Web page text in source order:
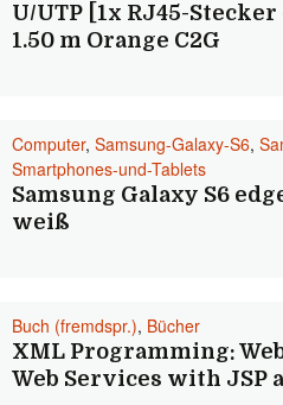
U/UTP [1x RJ45-Stecker
1.50 m Orange C2G
Computer, Samsung-Galaxy-S6,
Smartphones-und-Tablets
Samsung Galaxy S6
weiß
Buch (fremdspr.), Bücher
XML Programming:
Web Services with JSP